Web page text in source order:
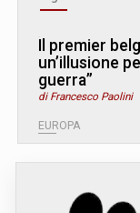
Il premier
un’illusione
guerra”
di Francesco Paolini
EUROPA